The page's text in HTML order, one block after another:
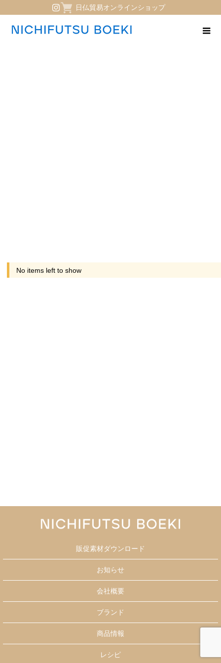
日仏貿易オンラインショップ
No items left to show
販促素材ダウンロード
お知らせ
会社概要
ブランド
商品情報
レシピ